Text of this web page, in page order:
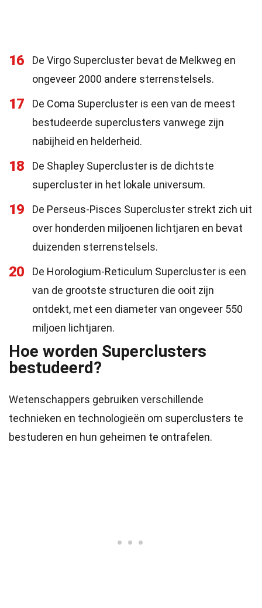
16
De Virgo Supercluster bevat de Melkweg en
ongeveer 2000 andere sterrenstelsels.
17
De Coma Supercluster is een van de meest
bestudeerde superclusters vanwege zijn
nabijheid en helderheid.
18
De Shapley Supercluster is de dichtste
supercluster in het lokale universum.
19
De Perseus-Pisces Supercluster strekt zich uit
over honderden miljoenen lichtjaren en bevat
duizenden sterrenstelsels.
20
De Horologium-Reticulum Supercluster is een
van de grootste structuren die ooit zijn
ontdekt, met een diameter van ongeveer 550
miljoen lichtjaren.
Hoe worden Superclusters
bestudeerd?
Wetenschappers gebruiken verschillende
technieken en technologieën om superclusters te
bestuderen en hun geheimen te ontrafelen.